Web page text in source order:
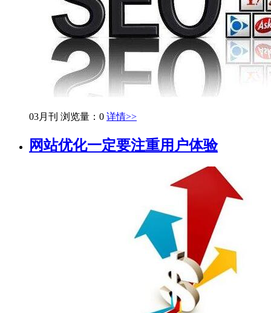
03月刊 浏览量：0 详情>>
网站优化一定要注重用户体验